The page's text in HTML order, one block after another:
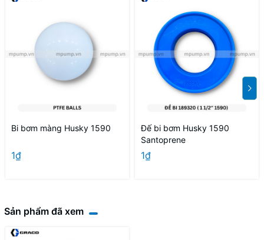
Bi bơm màng Husky 1590
1₫
Đế bi bơm Husky 1590
Santoprene
1₫
Sản phẩm đã xem